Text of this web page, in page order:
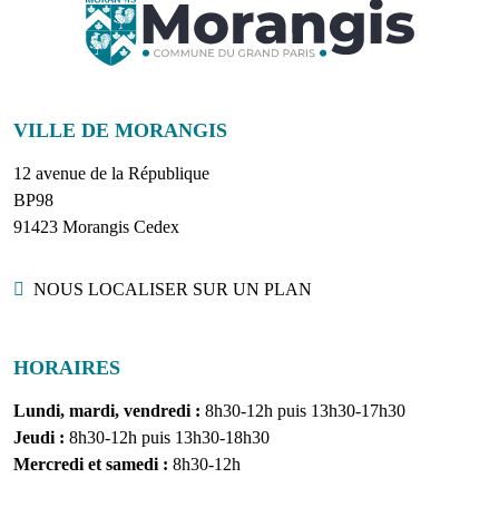
VILLE DE MORANGIS
12 avenue de la République
BP98
91423 Morangis Cedex
Localisation
NOUS LOCALISER SUR UN PLAN
HORAIRES
Lundi, mardi, vendredi : 8h30-12h puis 13h30-17h30
Jeudi : 8h30-12h puis 13h30-18h30
Mercredi et samedi : 8h30-12h